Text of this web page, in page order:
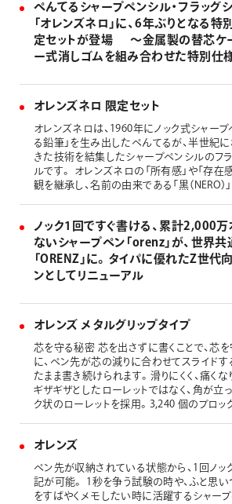
ぺんてるシャープペンシル・フラッグ
「オレンズネロ」に、6年ぶりとなる特
定セットが登場 ～金属製の替芯ケ
ー式消しゴムを組み合わせた特別仕
オレンズネロ 限定セット
オレンズネロは、1960年にノック式シャープ
る鉛筆」を生み出したぺんてるが、半世紀
きた技術を結集したシャープペンシルのフ
ルです。 オレンズネロの「所有感」や「存在
観を継承し、名前の由来である「黒（NERO）
ノック1回ですぐ書ける、累計2,000
ないシャープペン「orenz」が、世界共
「ORENZ」に。タイパに優れたZ世代
ンとしてリニューアル
オレンズ メタルグリップタイプ
芯を守る秘密 芯を出さずに書くことで、芯を
に、ペン先が芯の減りに合わせてスライドす
たまま書き続けられます。滑りにくく、痛く
ギザギザとしたローレットではなく、角が立
ク状のローレットを採用。3,240 個のブロッ
オレンズ
ペン先が収納されている状態から、1回ノッ
記が可能。 1秒を争う試験の時や、ふと思い
をすばやくメモしたい時に活躍するシャープ